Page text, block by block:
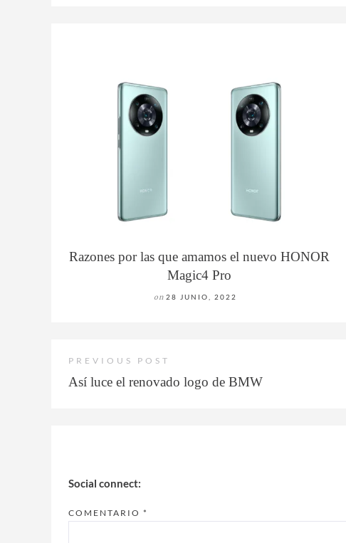
Razones por las que amamos el nuevo HONOR
Magic4 Pro
on 28 JUNIO, 2022
PREVIOUS POST
Así luce el renovado logo de BMW
Social connect:
COMENTARIO *